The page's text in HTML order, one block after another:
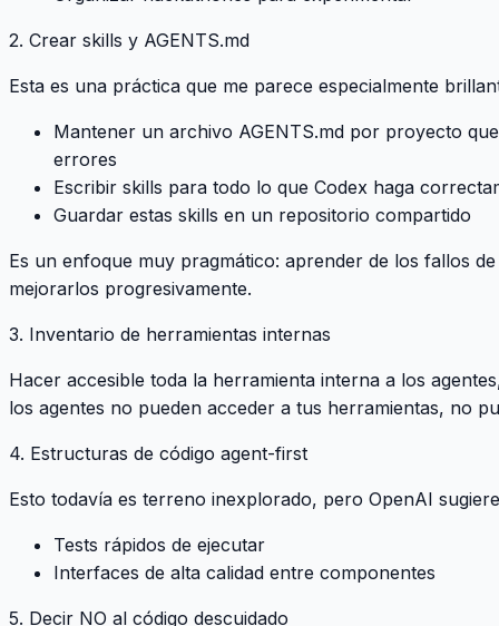
2. Crear skills y AGENTS.md
Esta es una práctica que me parece especialmente
Mantener un archivo AGENTS.md por proyecto
errores
Escribir skills para todo lo que Codex haga
Guardar estas skills en un repositorio compartido
Es un enfoque muy pragmático: aprender de los fallos
mejorarlos progresivamente.
3. Inventario de herramientas internas
Hacer accesible toda la herramienta interna a los
los agentes no pueden acceder a tus herramientas, no
4. Estructuras de código agent-first
Esto todavía es terreno inexplorado, pero OpenAI
Tests rápidos de ejecutar
Interfaces de alta calidad entre componentes
5. Decir NO al código descuidado